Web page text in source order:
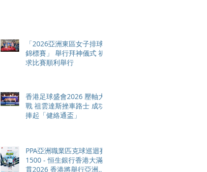
「2026亞洲東區女子排球
錦標賽」 舉行拜神儀式 祈
求比賽順利舉行
香港足球盛會2026 壓軸大
戰 祖雲達斯挫車路士 成功
捧起「健絡通盃」
PPA亞洲職業匹克球巡迴賽
1500 - 恒生銀行香港大滿
貫2026 香港將舉行亞洲首